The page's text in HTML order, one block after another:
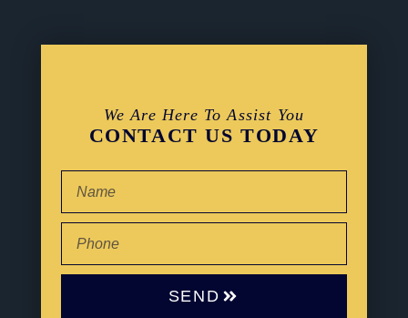
We Are Here To Assist You
CONTACT US TODAY
SEND